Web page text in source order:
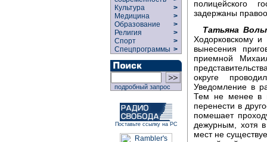
Культура
>
Медицина
>
Образование
>
Религия
>
Спорт
>
Спецпрограммы >
подробный запрос
Поставьте ссылку на РС
полицейского
задержаны
Татьяна
Ходорковскому
вынесения
приемной
округе
Уведомление в
Тем не менее в
перенести в
помешает
дежурным, хотя
мест не